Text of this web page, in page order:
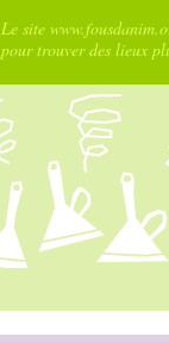
Le site
pour trouver des lieux